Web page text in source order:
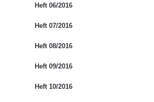
Heft 06/2016
Heft 07/2016
Heft 08/2016
Heft 09/2016
Heft 10/2016